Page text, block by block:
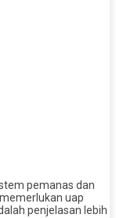
pemanas dan
uap
penjelasan lebih